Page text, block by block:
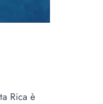
Rica è